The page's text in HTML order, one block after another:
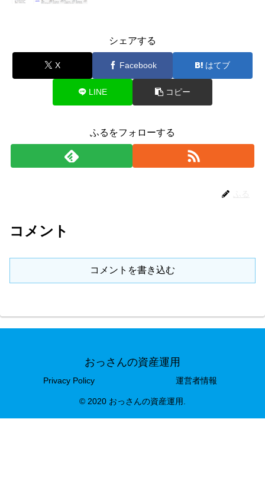
シェアする
X Facebook はてブ
LINE コピー
ふるをフォローする
コメント
コメントを書き込む
おっさんの資産運用
Privacy Policy 運営者情報
© 2020 おっさんの資産運用.